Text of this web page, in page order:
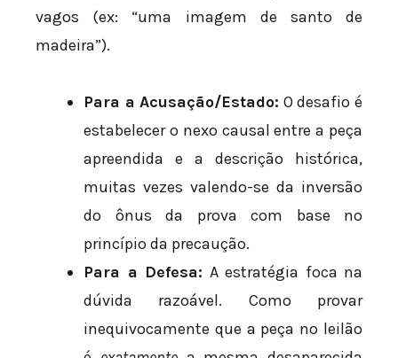
vagos (ex: “uma imagem de santo de
madeira”).
Para a Acusação/Estado: O desafio é
estabelecer o nexo causal entre a peça
apreendida e a descrição histórica,
muitas vezes valendo-se da inversão
do ônus da prova com base no
princípio da precaução.
Para a Defesa: A estratégia foca na
dúvida razoável. Como provar
inequivocamente que a peça no leilão